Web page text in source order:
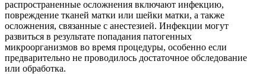
распространенные осложнения включают инфекцию,
повреждение тканей матки или шейки матки, а также
осложнения, связанные с анестезией. Инфекции могут
развиться в результате попадания патогенных
микроорганизмов во время процедуры, особенно если
предварительно не проводилось достаточное обследование
или обработка.